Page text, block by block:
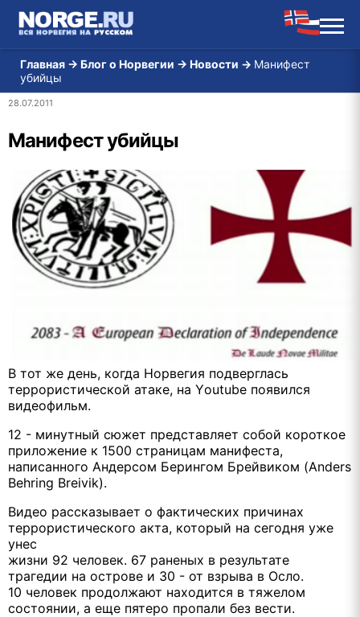
Главная → Блог о Норвегии → Новости → Манифест
убийцы
28.07.2011
Манифест убийцы
В тот же день, когда Норвегия подверглась
террористической атаке, на Yоutube появился
видеофильм.
12 - минутный сюжет представляет собой короткое
приложение к 1500 страницам манифеста,
написанного Андерсом Берингом Брейвиком (Anders
Behring Breivik).
Видео рассказывает о фактических причинах
террористического акта, который на сегодня уже
унес
жизни 92 человек. 67 раненых в результате
трагедии на острове и 30 - от взрыва в Осло.
10 человек продолжают находится в тяжелом
состоянии, а еще пятеро пропали без вести.